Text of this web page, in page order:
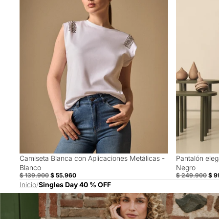
60% Off
Camiseta Blanca con Aplicaciones Metálicas -
Blanco
$ 139.900 $ 55.960
60% Off
Pantalón
Negro
$ 249.900 $
Inicio/Singles Day 40 % OFF